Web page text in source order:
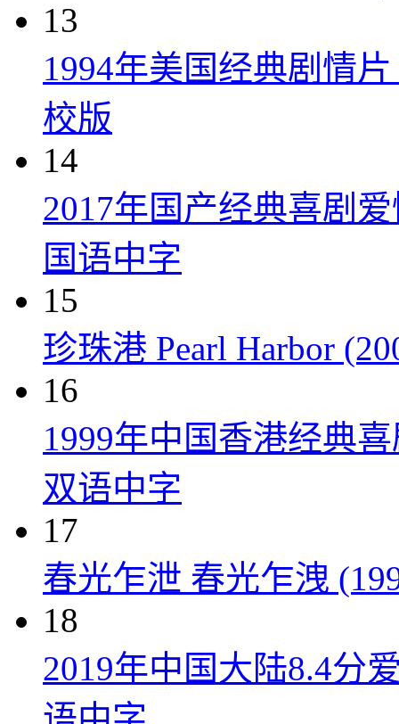
13
1994年美国经典剧情
校版
14
2017年国产经典喜剧
国语中字
15
珍珠港 Pearl Harbor
16
1999年中国香港经典
双语中字
17
春光乍泄 春光乍洩
18
2019年中国大陆8.4分